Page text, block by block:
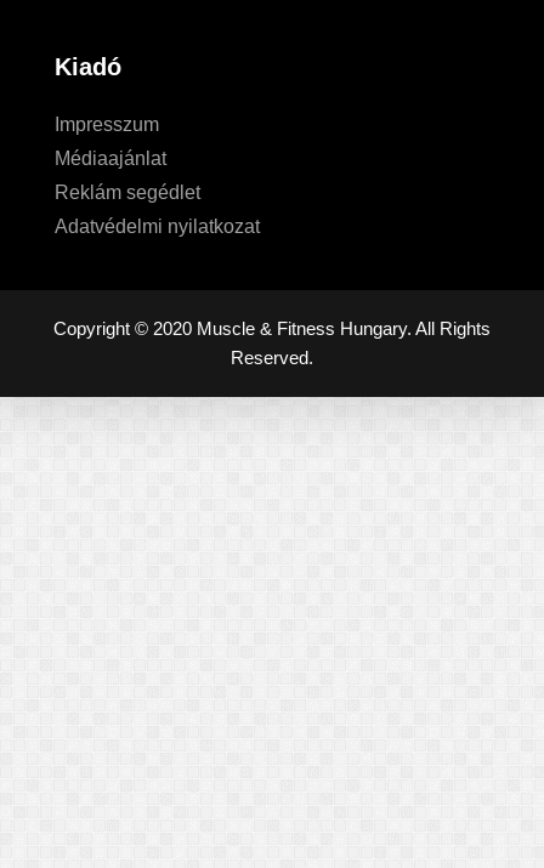
Kiadó
Impresszum
Médiaajánlat
Reklám segédlet
Adatvédelmi nyilatkozat
Copyright © 2020 Muscle & Fitness Hungary. All Rights
Reserved.